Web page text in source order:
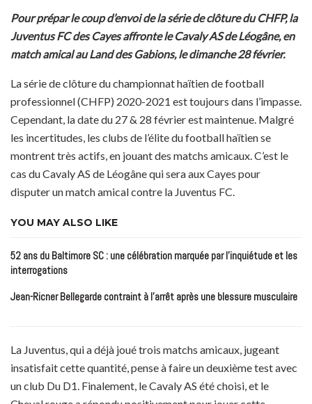
Pour prépar le coup d’envoi de la série de clôture du CHFP, la
Juventus FC des Cayes affronte le Cavaly AS de Léogâne, en
match amical au Land des Gabions, le dimanche 28 février.
La série de clôture du championnat haïtien de football
professionnel (CHFP) 2020-2021 est toujours dans l’impasse.
Cependant, la date du 27 & 28 février est maintenue. Malgré
les incertitudes, les clubs de l’élite du football haïtien se
montrent très actifs, en jouant des matchs amicaux. C’est le
cas du Cavaly AS de Léogâne qui sera aux Cayes pour
disputer un match amical contre la Juventus FC.
YOU MAY ALSO LIKE
52 ans du Baltimore SC : une célébration marquée par l’inquiétude et les
interrogations
Jean-Ricner Bellegarde contraint à l’arrêt après une blessure musculaire
La Juventus, qui a déjà joué trois matchs amicaux, jugeant
insatisfait cette quantité, pense à faire un deuxième test avec
un club Du D1. Finalement, le Cavaly AS été choisi, et le